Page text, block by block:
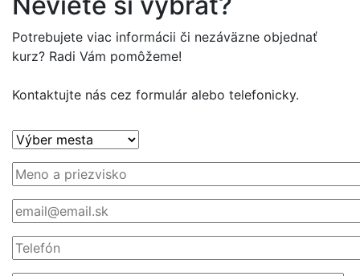
Potrebujete viac informácii či nezáväzne objednať
kurz? Radi Vám pomôžeme!
Kontaktujte nás cez formulár alebo telefonicky.